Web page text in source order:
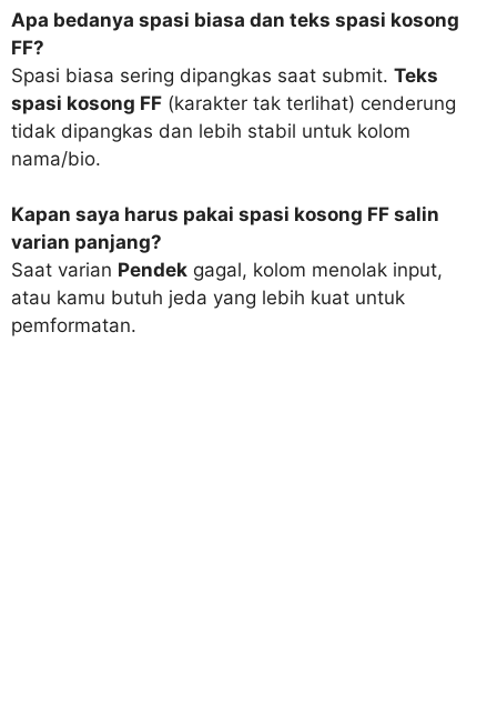
Apa bedanya spasi biasa dan teks spasi kosong
FF?
Spasi biasa sering dipangkas saat submit. Teks
spasi kosong FF (karakter tak terlihat) cenderung
tidak dipangkas dan lebih stabil untuk kolom
nama/bio.
Kapan saya harus pakai spasi kosong FF salin
varian panjang?
Saat varian Pendek gagal, kolom menolak input,
atau kamu butuh jeda yang lebih kuat untuk
pemformatan.